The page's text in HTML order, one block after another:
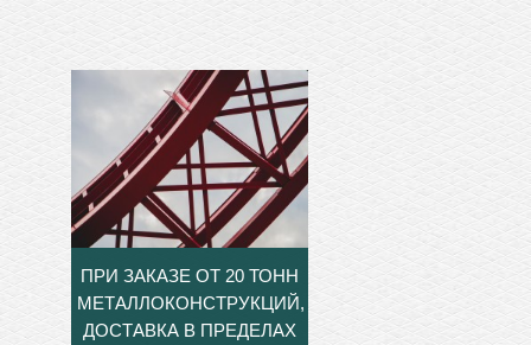
ПРИ ЗАКАЗЕ ОТ 20 ТОНН
МЕТАЛЛОКОНСТРУКЦИЙ,
ДОСТАВКА В ПРЕДЕЛАХ